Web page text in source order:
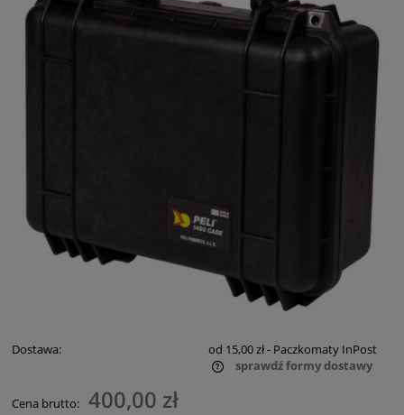
Dostawa: od 15,00 zł- Paczkomaty InPost
sprawdź formy dostawy
Cena brutto: 400,00 zł